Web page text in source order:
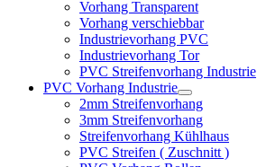
Vorhang Transparent
Vorhang verschiebbar
Industrievorhang PVC
Industrievorhang Tor
PVC Streifenvorhang Industrie
PVC Vorhang Industrie
2mm Streifenvorhang
3mm Streifenvorhang
Streifenvorhang Kühlhaus
PVC Streifen ( Zuschnitt )